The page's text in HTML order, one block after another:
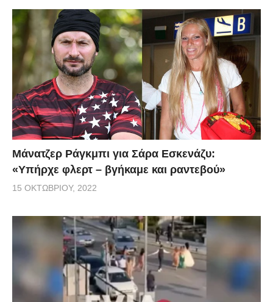
Μάνατζερ Ράγκμπι για Σάρα Εσκενάζυ:
«Υπήρχε φλερτ – βγήκαμε και ραντεβού»
15 ΟΚΤΩΒΡΊΟΥ, 2022